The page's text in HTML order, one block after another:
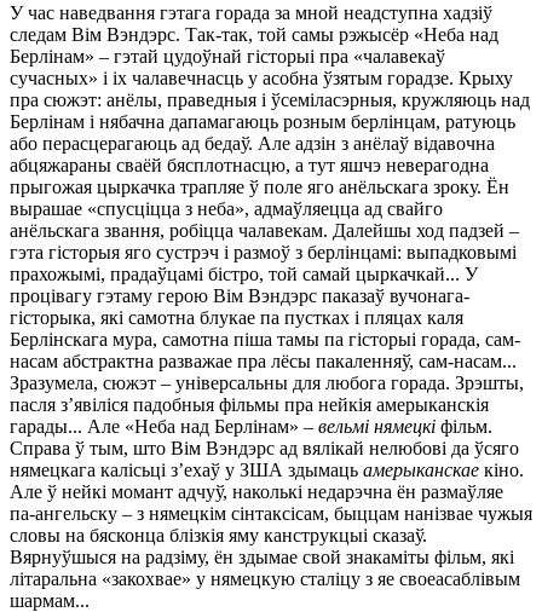
У час наведвання гэтага горада за мной неадступна хадзіў
следам Вім Вэндэрс. Так-так, той самы рэжысёр «Неба над
Берлінам» – гэтай цудоўнай гісторыі пра «чалавекаў
сучасных» і іх чалавечнасць у асобна ўзятым горадзе. Крыху
пра сюжэт: анёлы, праведныя і ўсеміласэрныя, кружляюць над
Берлінам і нябачна дапамагаюць розным берлінцам, ратуюць
або перасцерагаюць ад бедаў. Але адзін з анёлаў відавочна
абцяжараны сваёй бясплотнасцю, а тут яшчэ неверагодна
прыгожая цыркачка трапляе ў поле яго анёльскага зроку. Ён
вырашае «спусціцца з неба», адмаўляецца ад свайго
анёльскага звання, робіцца чалавекам. Далейшы ход падзей –
гэта гісторыя яго сустрэч і размоў з берлінцамі: выпадковымі
прахожымі, прадаўцамі бістро, той самай цыркачкай... У
процівагу гэтаму герою Вім Вэндэрс паказаў вучонага-
гісторыка, які самотна блукае па пустках і пляцах каля
Берлінскага мура, самотна піша тамы па гісторыі горада, сам-
насам абстрактна разважае пра лёсы пакаленняў, сам-насам...
Зразумела, сюжэт – універсальны для любога горада. Зрэшты,
пасля з’явіліся падобныя фільмы пра нейкія амерыканскія
гарады... Але «Неба над Берлінам» – вельмі нямецкі фільм.
Справа ў тым, што Вім Вэндэрс ад вялікай нелюбові да ўсяго
нямецкага калісьці з’ехаў у ЗША здымаць амерыканскае кіно.
Але ў нейкі момант адчуў, наколькі недарэчна ён размаўляе
па-ангельску – з нямецкім сінтаксісам, быццам нанізвае чужыя
словы на бясконца блізкія яму канструкцыі сказаў.
Вярнуўшыся на радзіму, ён здымае свой знакаміты фільм, які
літаральна «закохвае» у нямецкую сталіцу з яе своеасаблівым
шармам...